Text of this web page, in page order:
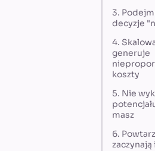
3.
decyzje
4.
generuje
koszty
5. Nie
masz
6.